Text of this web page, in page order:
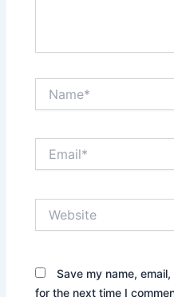
Save my name,
for the next time I